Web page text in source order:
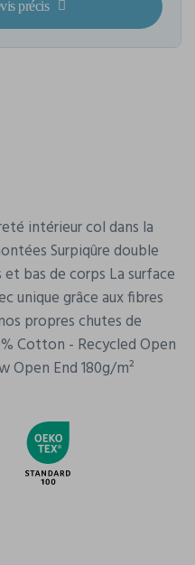
précis
intérieur col dans la
Surpiqûre double
bas de corps La surface
unique grâce aux fibres
propres chutes de
Cotton - Recycled Open
Open End 180g/m²